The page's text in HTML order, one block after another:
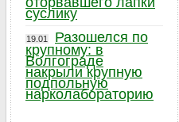
суслику
19.01
Разошелся по
крупному: в
Волгограде
накрыли крупную
подпольную
нарколабораторию